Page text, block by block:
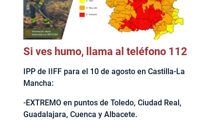
Si ves humo, llama al teléfono 112
IPP de IIFF para el 10 de agosto en Castilla-La
Mancha:
-EXTREMO en puntos de Toledo, Ciudad Real,
Guadalajara, Cuenca y Albacete.